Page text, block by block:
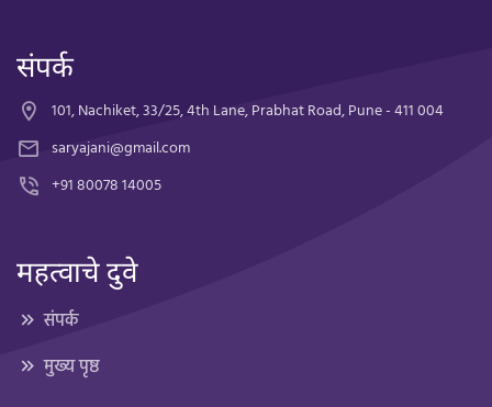
संपर्क
101, Nachiket, 33/25, 4th Lane, Prabhat Road, Pune - 411 004
saryajani@gmail.com
+91 80078 14005
महत्वाचे दुवे
संपर्क
मुख्य पृष्ठ